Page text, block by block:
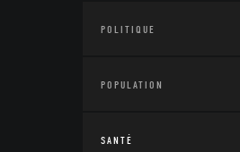
POLITIQUE
POPULATION
SANTÉ